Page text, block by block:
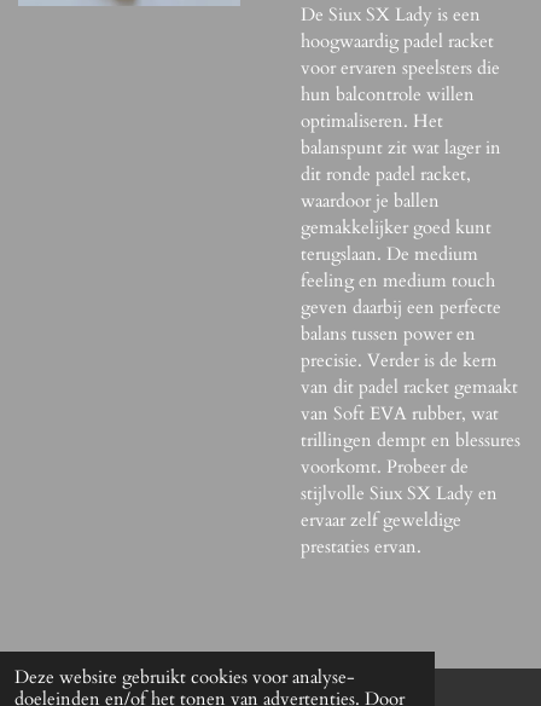
Deze website gebruikt cookies voor analyse-
doeleinden en/of het tonen van advertenties. Door
De Siux SX Lady is een
hoogwaardig padel racket
voor ervaren speelsters die
hun balcontrole willen
optimaliseren. Het
balanspunt zit wat lager in
dit ronde padel racket,
waardoor je ballen
gemakkelijker goed kunt
terugslaan. De medium
feeling en medium touch
geven daarbij een perfecte
balans tussen power en
precisie. Verder is de kern
van dit padel racket gemaakt
van Soft EVA rubber, wat
trillingen dempt en blessures
voorkomt. Probeer de
stijlvolle Siux SX Lady en
ervaar zelf geweldige
prestaties ervan.